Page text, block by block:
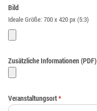
Bild
Ideale Größe: 700 x 420 px (5:3)
Zusätzliche Informationen (PDF)
Veranstaltungsort*